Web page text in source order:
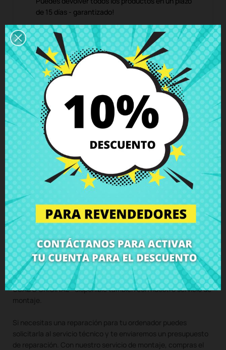
de 15 días - garantizado!
Descripción
Detalles del producto
Grados
Comentarios
Bisagra derecha Packard Bell TG71BM
Acer ES1-512 ES1-531 EX2519
con tornillos incluidos
CompraBisagra derecha Packard Bell TG71BM Acer ES1-512
ES1-531 EX2519al mejor precio en CRParts - PRODUCTO
USADO ORIGINAL - disponible también con nuestro servicio de
montaje.
Si necesitas una reparación para tu ordenador puedes
solicitarla al servicio técnico y te enviaremos un presupuesto
de reparación. Con nuestro servicio de montaje, compras el